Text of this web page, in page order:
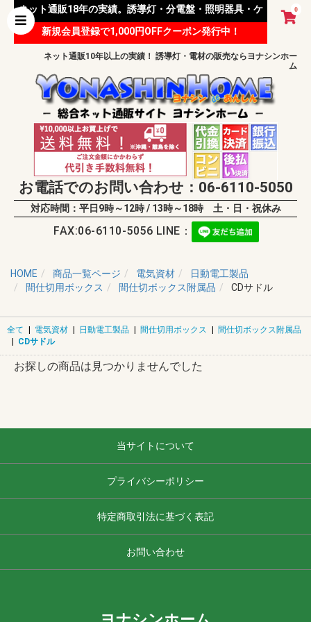
0
ネット通販18年の実績。誘導灯・分電盤・照明器具・ケ
ーブル等 様々な資材を取り扱っています。
新規会員登録で1,000円OFFクーポン発行中！
ネット通販10年以上の実績！ 誘導灯・電材の販売ならヨナシンホー
ム
お電話でのお問い合わせ：06-6110-5050
対応時間：平日9時～12時 / 13時～18時 土・日・祝休み
FAX:06-6110-5056 LINE：
HOME 商品一覧ページ 電気資材
日動電工製品
間仕切用ボックス
間仕切ボックス附属品 CDサドル
全て | 電気資材 | 日動電工製品 | 間仕切用ボックス | 間仕切ボックス附属品
| CDサドル
お探しの商品は見つかりませんでした
当サイトについて
プライバシーポリシー
特定商取引法に基づく表記
お問い合わせ